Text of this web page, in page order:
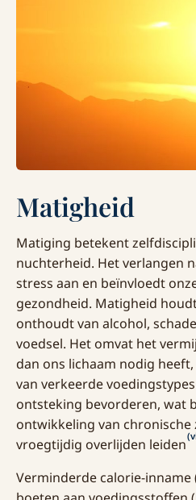
Matigheid
Matiging betekent
nuchterheid. Het verlangen
stress aan en beïnvloedt
gezondheid. Matigheid
onthoudt van alcohol,
voedsel. Het omvat het
dan ons lichaam nodig
van verkeerde
ontsteking bevorderen, wat
ontwikkeling van
vroegtijdig overlijden leiden
Verminderde calorie-inname